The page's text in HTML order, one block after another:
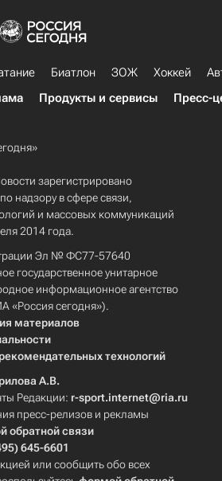
Биатлон ЗОЖ Хоккей
Продукты и сервисы Пресс-
зарегистрировано
надзору в сфере связи,
и массовых коммуникаций
2014 года.
Эл № ФС77-57640
государственное унитарное
информационное агентство
«Россия сегодня»).
материалов
технологий
А.В.
Редакции: r-sport.internet@ria.ru
пресс-релизов и рекламы
обратной связи
645-6601
или сообщить обо всех